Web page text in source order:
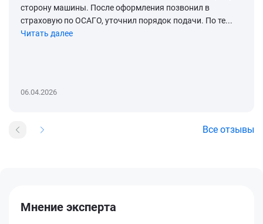
сторону машины. После оформления позвонил в
страховую по ОСАГО, уточнил порядок подачи. По те...
Читать далее
06.04.2026
Все отзывы
Мнение эксперта